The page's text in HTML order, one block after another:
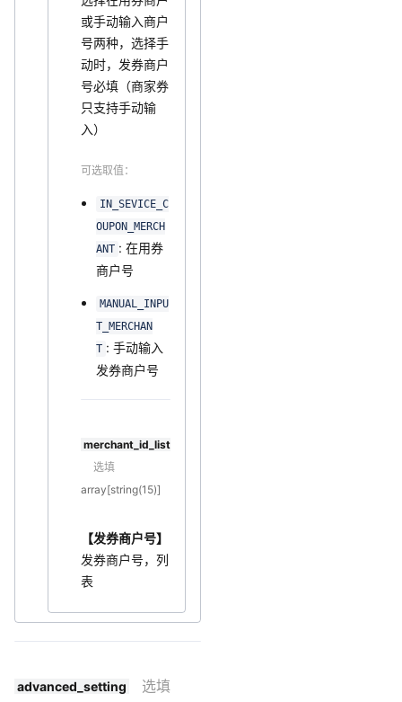
或手动输入商户
号两种，选择手
动时，发券商户
号必填（商家券
只支持手动输
入）
可选取值：
IN_SEVICE_C
OUPON_MERCH
ANT : 在用券
商户号
MANUAL_INPU
T_MERCHAN
T : 手动输入
发券商户号
merchant_id_list
选填
array[string(15)]
【发券商户号】
发券商户号，列
表
advanced_setting
选填